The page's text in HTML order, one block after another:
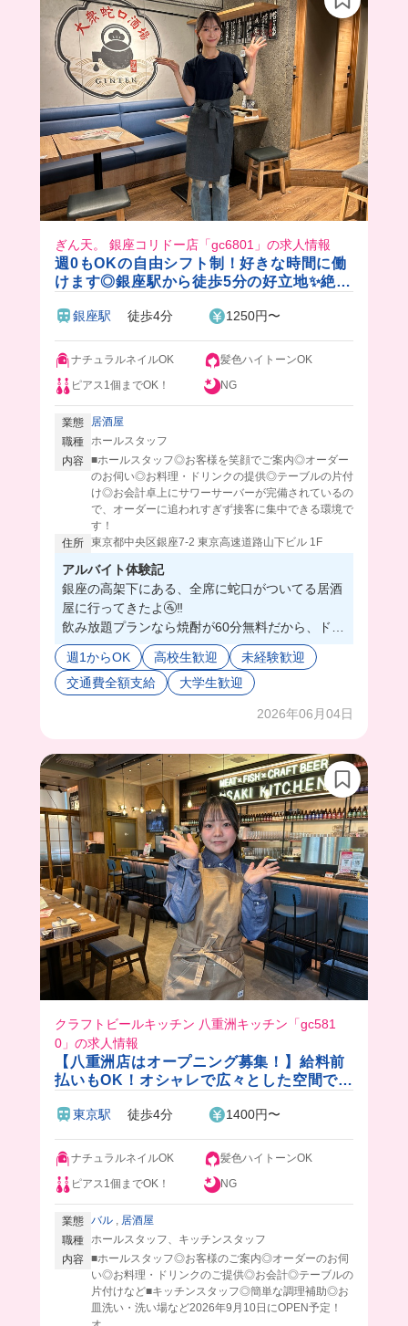
ぎん天。 銀座コリドー店「gc6801」の求人情報
週0もOKの自由シフト制！好きな時間に働
けます◎銀座駅から徒歩5分の好立地✨絶品
銀座駅 徒歩4分 1250円〜
ナチュラルネイルOK
髪色ハイトーンOK
ピアス1個までOK！
NG
業態
居酒屋
職種
ホールスタッフ
内容 ■ホールスタッフ◎お客様を笑顔でご案内◎オーダー
のお伺い◎お料理・ドリンクの提供◎テーブルの片付
け◎お会計卓上にサワーサーバーが完備されているの
で、オーダーに追われすぎず接客に集中できる環境で
す！
住所 東京都中央区銀座7-2 東京高速道路山下ビル 1F
アルバイト体験記
銀座の高架下にある、全席に蛇口がついてる居酒
屋に行ってきたよ🚰‼️
飲み放題プランなら焼酎が60分無料だから、ドリ
ンク作成に追われることはないかも👀
代わりに割り材を持って行くんだけど、レトロポ
ップな瓶がかわいいの😍
い❣️スパイシーでおいしかった🫶💕
週1からOK 高校生歓迎
未経験歓迎
交通費全額支給
大学生歓迎
2026年06月04日
クラフトビールキッチン 八重洲キッチン「gc581
0」の求人情報
【八重洲店はオープニング募集！】給料前
払いもOK！オシャレで広々とした空間で働
飲食店20%OFF✨週0日もOKの自由シフト
東京駅 徒歩4分 1400円〜
ナチュラルネイルOK
髪色ハイトーンOK
ピアス1個までOK！
NG
業態 バル
居酒屋
職種
ホールスタッフ、キッチンスタッフ
内容 ■ホールスタッフ◎お客様のご案内◎オーダーのお伺
い◎お料理・ドリンクのご提供◎お会計◎テーブルの
片付けなど■キッチンスタッフ◎簡単な調理補助◎お
皿洗い・洗い場など2026年9月10日にOPEN予定！